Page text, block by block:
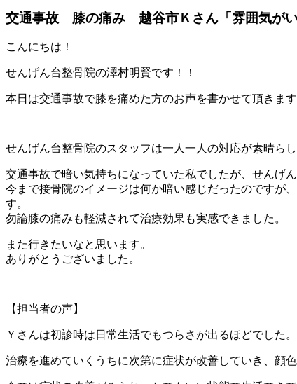
交通事故 膝の痛み 越谷市Ｋさん「雰囲気がい
こんにちは！
せんげん台整骨院の澤村明賢です！！
本日は交通事故で膝を痛めた方のお声を書かせて頂きます
せんげん台整骨院のスタッフは一人一人の対応が素晴らし
交通事故で暗い気持ちになっていた私でしたが、せんげ
今まで接骨院のイメージは何か暗い感じだったのですが
す。
勿論膝の痛みも軽減されて治療効果も実感できました。
また行きたいなと思います。
ありがとうございました。
【担当者の声】
Ｙさんは初診時は日常生活でもつらさが出るほどでした。
治療を進めていくうちに次第に症状が改善していき、顔